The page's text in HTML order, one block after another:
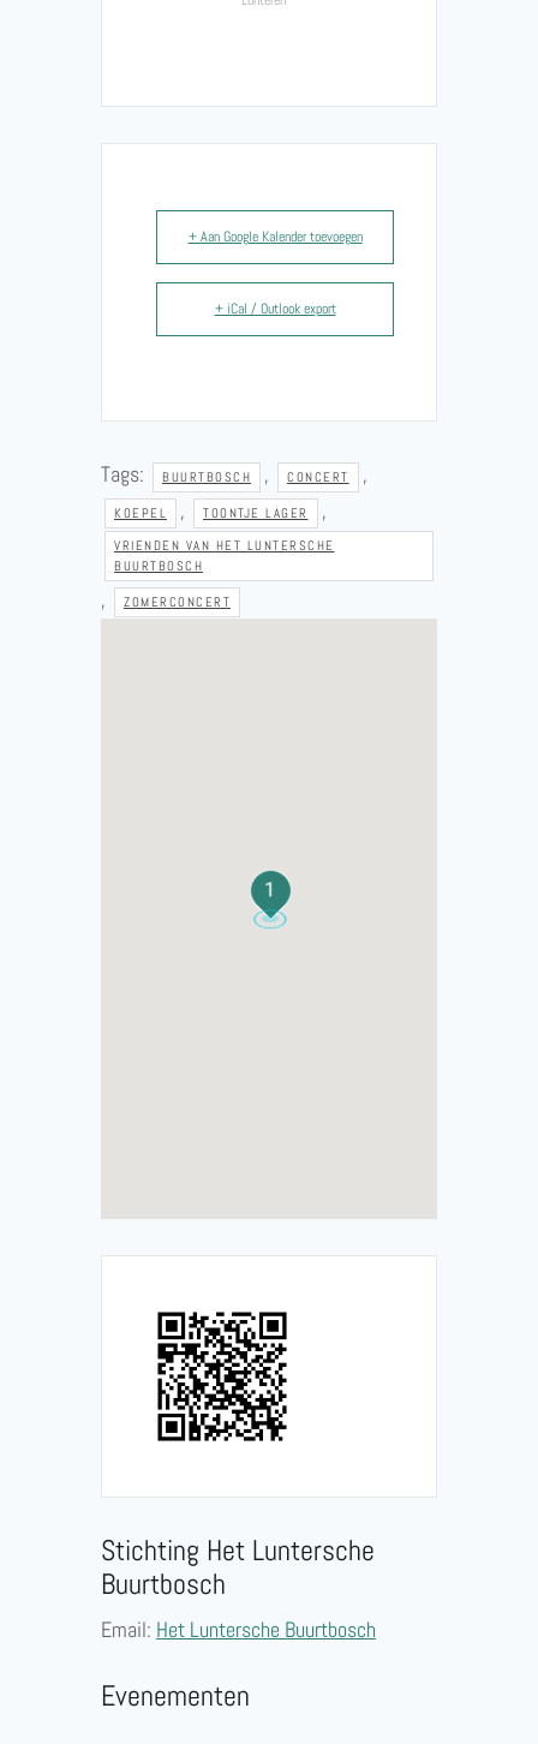
+ Aan Google Kalender toevoegen
+ iCal / Outlook export
Tags: BUURTBOSCH , CONCERT ,
KOEPEL , TOONTJE LAGER ,
VRIENDEN VAN HET LUNTERSCHE
BUURTBOSCH
, ZOMERCONCERT
1
Stichting Het Luntersche
Buurtbosch
Email: Het Luntersche Buurtbosch
Evenementen